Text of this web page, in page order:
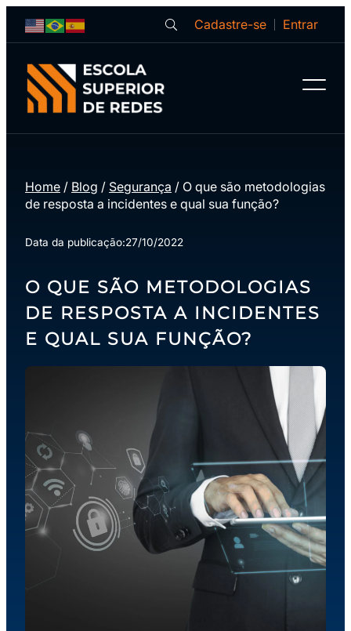
Cadastre-se Entrar
Home / Blog / Segurança / O que são metodologias
de resposta a incidentes e qual sua função?
Data da publicação:27/10/2022
O QUE SÃO METODOLOGIAS
DE RESPOSTA A INCIDENTES
E QUAL SUA FUNÇÃO?